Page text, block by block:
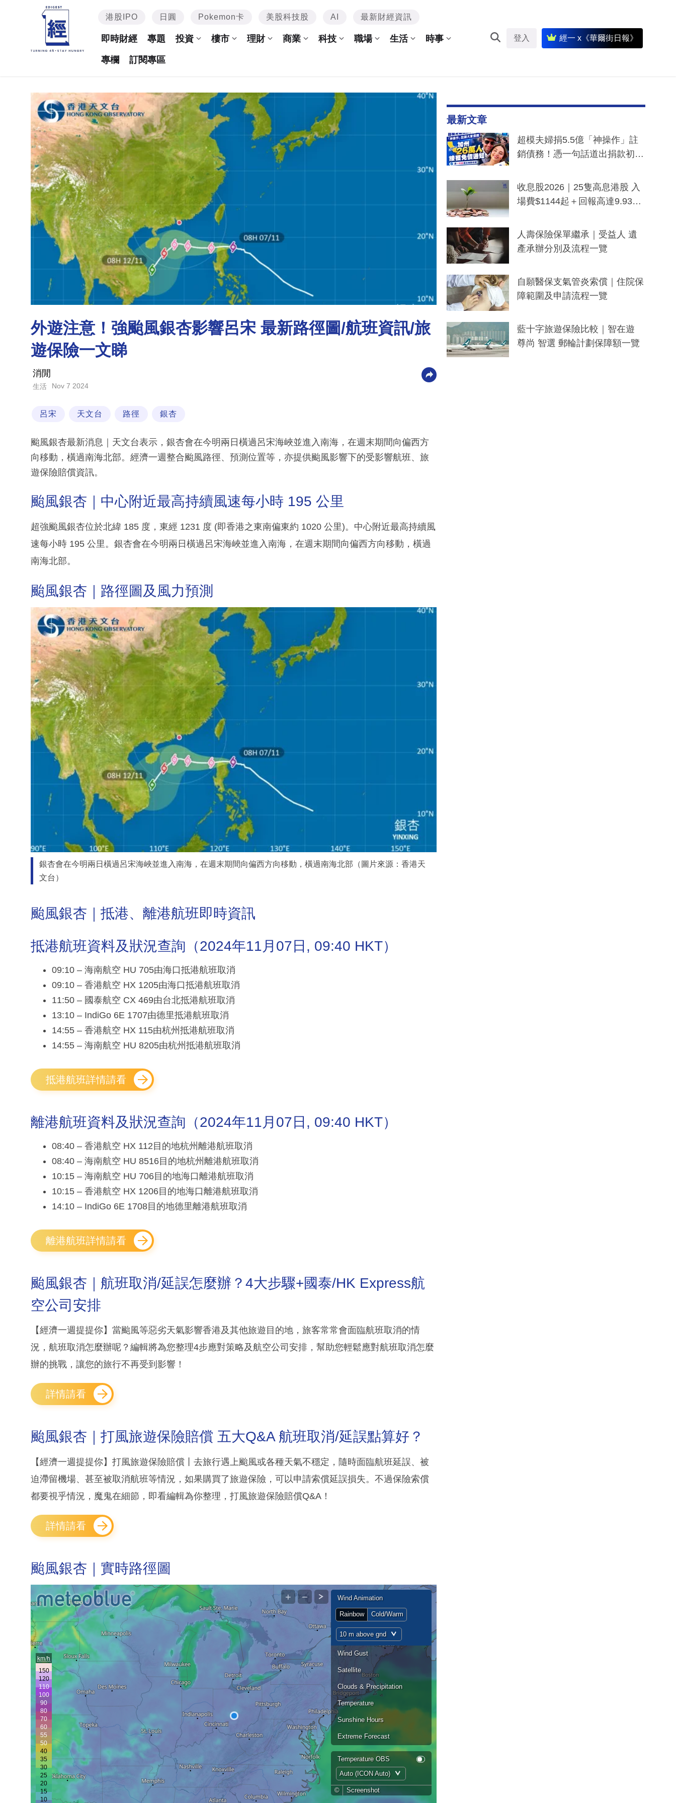
港股IPO 日圓 Pokemon卡 美股科技股 AI 最新財經資訊
即時財經 專題 投資 樓市 理財 商業 科技 職場 生活 時事
專欄 訂閱專區
登入 經一 x《華爾街日報》
外遊注意！強颱風銀杏影響呂宋 最新路徑圖/航班資訊/旅
遊保險一文睇
消閒
生活 Nov 7 2024
呂宋 天文台 路徑 銀杏
颱風銀杏最新消息｜天文台表示，銀杏會在今明兩日橫過呂宋海峽並進入南海，在週末期間向偏西方
向移動，橫過南海北部。經濟一週整合颱風路徑、預測位置等，亦提供颱風影響下的受影響航班、旅
遊保險賠償資訊。
颱風銀杏｜中心附近最高持續風速每小時 195 公里
超強颱風銀杏位於北緯 185 度，東經 1231 度 (即香港之東南偏東約 1020 公里)。中心附近最高持續風
速每小時 195 公里。銀杏會在今明兩日橫過呂宋海峽並進入南海，在週末期間向偏西方向移動，橫過
南海北部。
颱風銀杏｜路徑圖及風力預測
銀杏會在今明兩日橫過呂宋海峽並進入南海，在週末期間向偏西方向移動，橫過南海北部（圖片來源：香港天
文台）
颱風銀杏｜抵港、離港航班即時資訊
抵港航班資料及狀況查詢（2024年11月07日, 09:40 HKT）
09:10 – 海南航空 HU 705由海口抵港航班取消
09:10 – 香港航空 HX 1205由海口抵港航班取消
11:50 – 國泰航空 CX 469由台北抵港航班取消
13:10 – IndiGo 6E 1707由德里抵港航班取消
14:55 – 香港航空 HX 115由杭州抵港航班取消
14:55 – 海南航空 HU 8205由杭州抵港航班取消
抵港航班詳情請看
離港航班資料及狀況查詢（2024年11月07日, 09:40 HKT）
08:40 – 香港航空 HX 112目的地杭州離港航班取消
08:40 – 海南航空 HU 8516目的地杭州離港航班取消
10:15 – 海南航空 HU 706目的地海口離港航班取消
10:15 – 香港航空 HX 1206目的地海口離港航班取消
14:10 – IndiGo 6E 1708目的地德里離港航班取消
離港航班詳情請看
颱風銀杏｜航班取消/延誤怎麼辦？4大步驟+國泰/HK Express航
空公司安排
【經濟一週提提你】當颱風等惡劣天氣影響香港及其他旅遊目的地，旅客常常會面臨航班取消的情
況，航班取消怎麼辦呢？編輯將為您整理4步應對策略及航空公司安排，幫助您輕鬆應對航班取消怎麼
辦的挑戰，讓您的旅行不再受到影響！
詳情請看
颱風銀杏｜打風旅遊保險賠償 五大Q&A 航班取消/延誤點算好？
【經濟一週提提你】打風旅遊保險賠償丨去旅行遇上颱風或各種天氣不穩定，隨時面臨航班延誤、被
迫滯留機場、甚至被取消航班等情況，如果購買了旅遊保險，可以申請索償延誤損失。不過保險索償
都要視乎情況，魔鬼在細節，即看編輯為你整理，打風旅遊保險賠償Q&A！
詳情請看
颱風銀杏｜實時路徑圖
最新文章
超模夫婦捐5.5億「神操作」註
銷債務！憑一句話道出捐款初
一度被誤當詐騙手段
收息股2026｜25隻高息港股 入
場費$1144起＋回報高達9.93
人壽保險保單繼承｜受益人 遺
產承辦分別及流程一覽
自願醫保支氣管炎索償｜住院保
障範圍及申請流程一覽
藍十字旅遊保險比較｜智在遊
尊尚 智選 郵輪計劃保障額一覽